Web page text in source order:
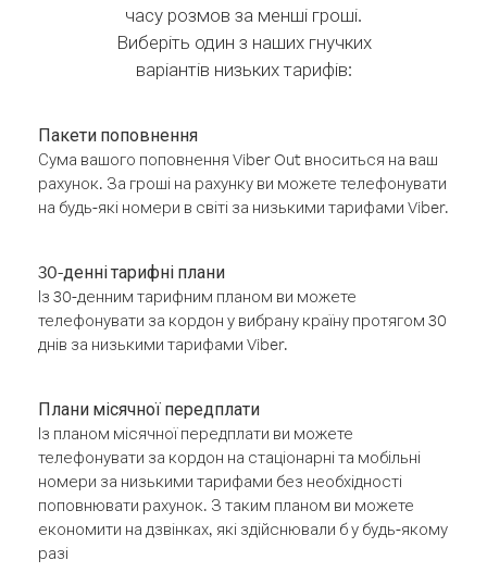
часу розмов за менші гроші.
Виберіть один з наших гнучких
варіантів низьких тарифів:
Пакети поповнення
Сума вашого поповнення Viber Out вноситься на ваш
рахунок. За гроші на рахунку ви можете телефонувати
на будь-які номери в світі за низькими тарифами Viber.
30-денні тарифні плани
Із 30-денним тарифним планом ви можете
телефонувати за кордон у вибрану країну протягом 30
днів за низькими тарифами Viber.
Плани місячної передплати
Із планом місячної передплати ви можете
телефонувати за кордон на стаціонарні та мобільні
номери за низькими тарифами без необхідності
поповнювати рахунок. З таким планом ви можете
економити на дзвінках, які здійснювали б у будь-якому
разі